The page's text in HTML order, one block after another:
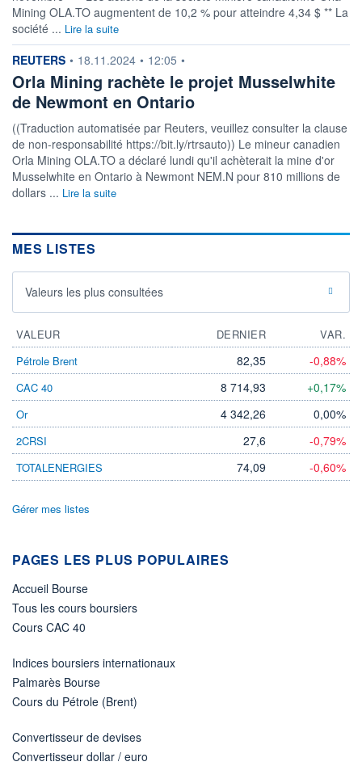
Mining OLA.TO augmentent de 10,2 % pour atteindre 4,34 $ ** La
société ... Lire la suite
information fournie par
REUTERS • 18.11.2024 • 12:05 •
Orla Mining rachète le projet Musselwhite
de Newmont en Ontario
((Traduction automatisée par Reuters, veuillez consulter la clause
de non-responsabilité https://bit.ly/rtrsauto)) Le mineur canadien
Orla Mining OLA.TO a déclaré lundi qu'il achèterait la mine d'or
Musselwhite en Ontario à Newmont NEM.N pour 810 millions de
dollars ... Lire la suite
MES LISTES
Valeurs les plus consultées
VALEUR DERNIER
VAR.
Pétrole Brent
82,35 -0,88%
CAC 40 8 714,93 +0,17%
Or 4 342,26 0,00%
2CRSI 27,6 -0,79%
TOTALENERGIES 74,09 -0,60%
Gérer mes listes
PAGES LES PLUS POPULAIRES
Accueil Bourse
Tous les cours boursiers
Cours CAC 40
Indices boursiers internationaux
Palmarès Bourse
Cours du Pétrole (Brent)
Convertisseur de devises
Convertisseur dollar / euro